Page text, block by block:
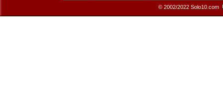
© 2002/2022 Solo10.com